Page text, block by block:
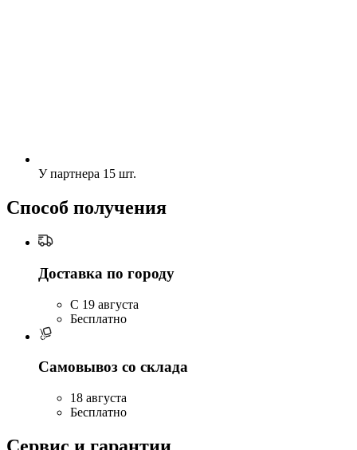
У партнера 15 шт.
Способ получения
Доставка по городу
C 19 августа
Бесплатно
Самовывоз со склада
18 августа
Бесплатно